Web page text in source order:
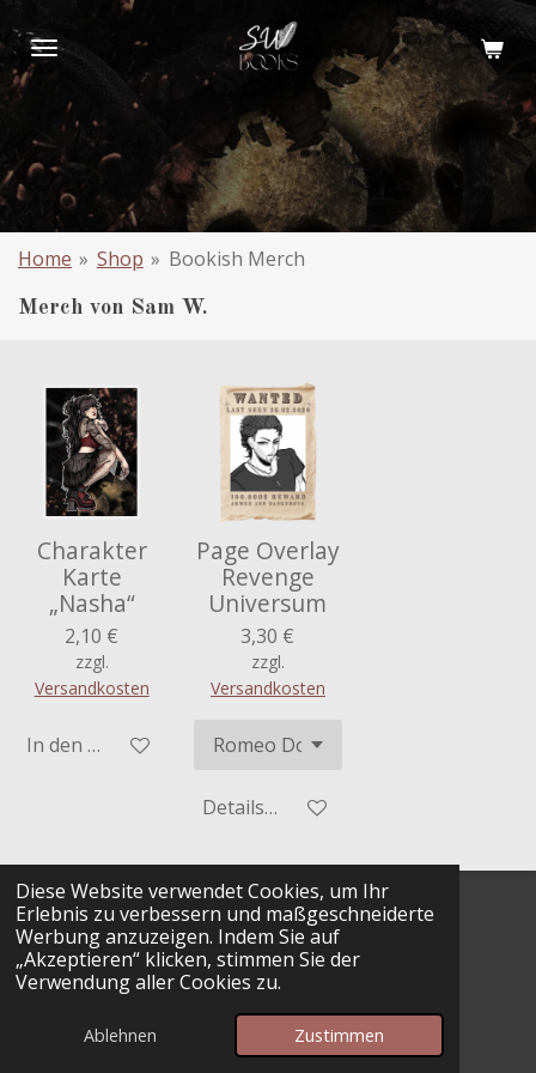
Diese Website verwendet Cookies, um Ihr
Erlebnis zu verbessern und maßgeschneiderte
Werbung anzuzeigen. Indem Sie auf
„Akzeptieren“ klicken, stimmen Sie der
Verwendung aller Cookies zu.
Ablehnen Zustimmen
Zum
Hauptinhalt
springen
Home » Shop » Bookish Merch
Merch von Sam W.
Charakter
Karte
„Nasha“
2,10 €
zzgl.
Versandkosten
In den Warenkorb
Page Overlay
Revenge
Universum
3,30 €
zzgl.
Versandkosten
Details anzeigen
Widerruf
Datenschutz
Kontakt
Mit Unterstützung von